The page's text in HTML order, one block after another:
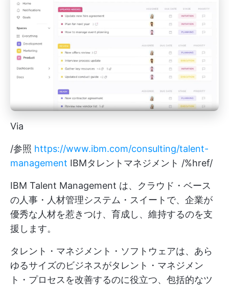
Via
/参照 https://www.ibm.com/consulting/talent-
management IBMタレントマネジメント /%href/
IBM Talent Management は、クラウド・ベース
の人事・人材管理システム・スイートで、企業が
優秀な人材を惹きつけ、育成し、維持するのを支
援します。
タレント・マネジメント・ソフトウェアは、あら
ゆるサイズのビジネスがタレント・マネジメン
ト・プロセスを改善するのに役立つ、包括的なツ